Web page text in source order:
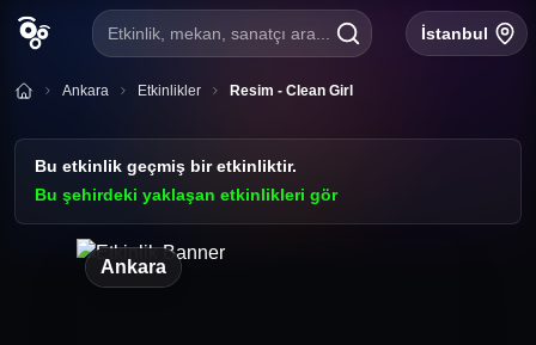
Etkinlik, mekan, sanatçı ara... İstanbul
Ankara Etkinlikler Resim - Clean Girl
Bu etkinlik geçmiş bir etkinliktir.
Bu şehirdeki yaklaşan etkinlikleri gör
Ankara